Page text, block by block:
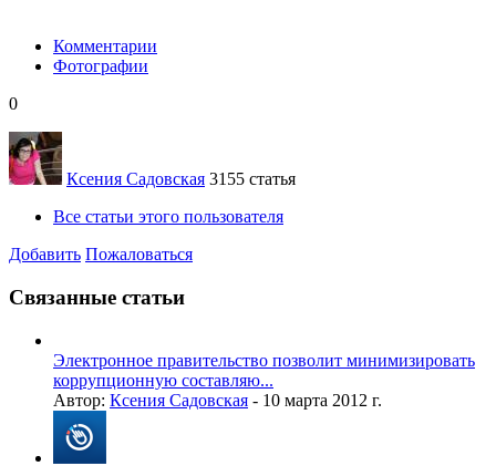
Комментарии
Фотографии
0
Ксения Садовская 3155 статья
Все статьи этого пользователя
Добавить Пожаловаться
Связанные статьи
Электронное правительство позволит минимизировать
коррупционную составляю...
Автор: Ксения Садовская - 10 марта 2012 г.